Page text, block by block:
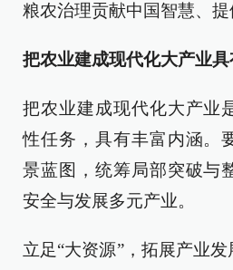
粮农治理贡献中国智慧、提
把农业建成现代化大产业
把农业建成现代化大产业
性任务，具有丰富内涵。
景蓝图，统筹局部突破与
安全与发展多元产业。
立足“大资源”，拓展产业